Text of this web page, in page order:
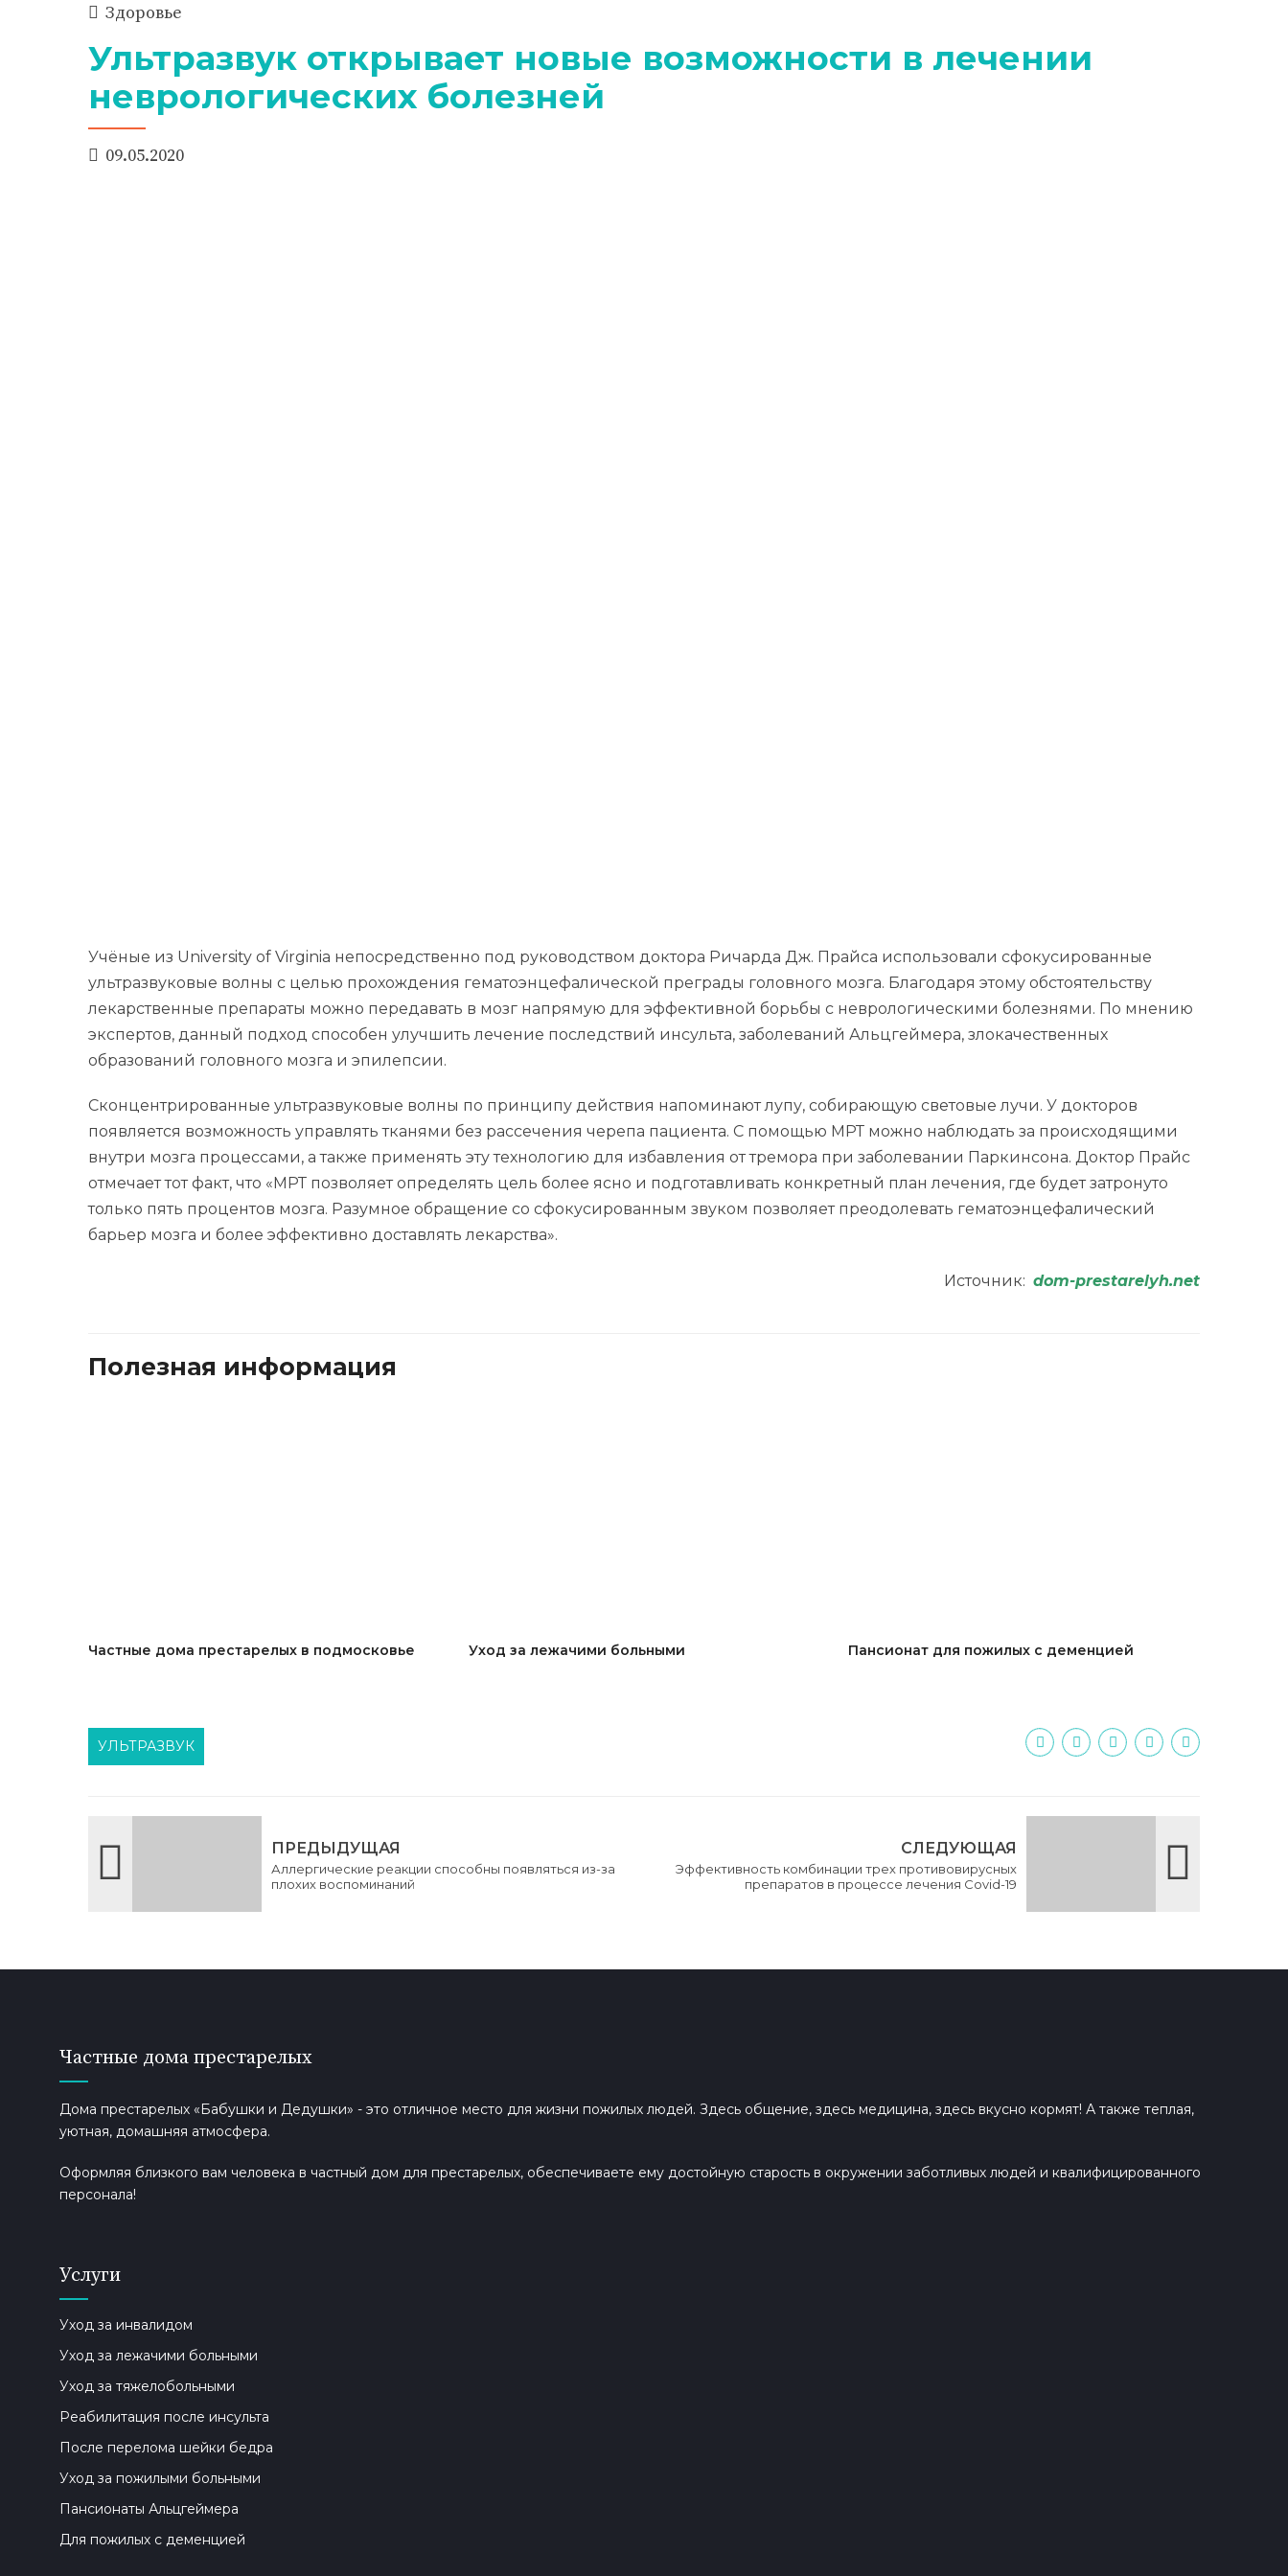
Здоровье
Ультразвук открывает новые возможности в лечении
неврологических болезней
09.05.2020
Учёные из University of Virginia непосредственно под руководством доктора Ричарда Дж. Прайса использовали сфокусированные
ультразвуковые волны с целью прохождения гематоэнцефалической преграды головного мозга. Благодаря этому обстоятельству
лекарственные препараты можно передавать в мозг напрямую для эффективной борьбы с неврологическими болезнями. По мнению
экспертов, данный подход способен улучшить лечение последствий инсульта, заболеваний Альцгеймера, злокачественных
образований головного мозга и эпилепсии.
Сконцентрированные ультразвуковые волны по принципу действия напоминают лупу, собирающую световые лучи. У докторов
появляется возможность управлять тканями без рассечения черепа пациента. С помощью МРТ можно наблюдать за происходящими
внутри мозга процессами, а также применять эту технологию для избавления от тремора при заболевании Паркинсона. Доктор Прайс
отмечает тот факт, что «МРТ позволяет определять цель более ясно и подготавливать конкретный план лечения, где будет затронуто
только пять процентов мозга. Разумное обращение со сфокусированным звуком позволяет преодолевать гематоэнцефалический
барьер мозга и более эффективно доставлять лекарства».
Источник: dom-prestarelyh.net
Полезная информация
Частные дома престарелых в подмосковье Уход за лежачими больными Пансионат для пожилых с деменцией
УЛЬТРАЗВУК
ПРЕДЫДУЩАЯ
Аллергические реакции способны появляться из-за
плохих воспоминаний
СЛЕДУЮЩАЯ
Эффективность комбинации трех противовирусных
препаратов в процессе лечения Covid-19
Частные дома престарелых
Дома престарелых «Бабушки и Дедушки» - это отличное место для жизни пожилых людей. Здесь общение, здесь медицина, здесь вкусно кормят! А также теплая,
уютная, домашняя атмосфера.
Оформляя близкого вам человека в частный дом для престарелых, обеспечиваете ему достойную старость в окружении заботливых людей и квалифицированного
персонала!
Услуги
Уход за инвалидом
Уход за лежачими больными
Уход за тяжелобольными
Реабилитация после инсульта
После перелома шейки бедра
Уход за пожилыми больными
Пансионаты Альцгеймера
Для пожилых с деменцией